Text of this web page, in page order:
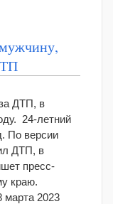
ДТП, в
24-летний
По версии
ДТП, в
пресс-
краю.
марта 2023